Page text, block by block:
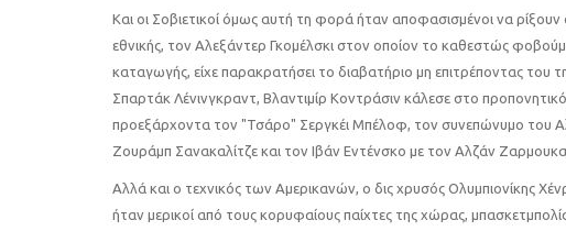
Και οι Σοβιετικοί όμως αυτή τη φορά ήταν αποφασισμένοι να
εθνικής, τον Αλεξάντερ Γκομέλσκι στον οποίον το καθεστώς
καταγωγής, είχε παρακρατήσει το διαβατήριο μη επιτρέποντας
Σπαρτάκ Λένινγκραντ, Βλαντιμίρ Κοντράσιν κάλεσε στο
προεξάρχοντα τον "Τσάρο" Σεργκέι Μπέλοφ, τον συνεπώνυμο του
Ζουράμπ Σανακαλίτζε και τον Ιβάν Εντένσκο με τον Αλζάν
Αλλά και ο τεχνικός των Αμερικανών, ο δις χρυσός Ολυμπιονίκης
ήταν μερικοί από τους κορυφαίους παίχτες της χώρας,